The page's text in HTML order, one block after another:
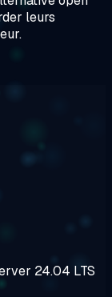
leurs
24.04 LTS